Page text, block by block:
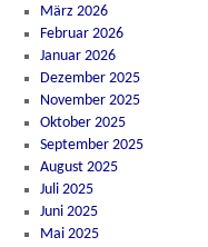
März 2026
Februar 2026
Januar 2026
Dezember 2025
November 2025
Oktober 2025
September 2025
August 2025
Juli 2025
Juni 2025
Mai 2025